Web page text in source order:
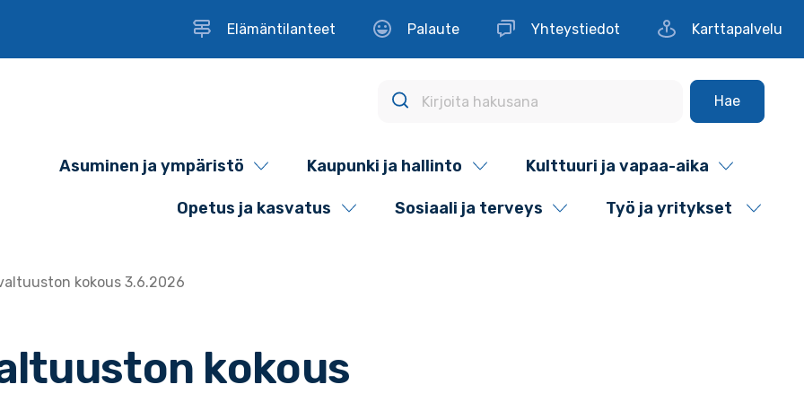
Elämäntilanteet Palaute Yhteystiedot Karttapalvelu
Hae
Asuminen ja ympäristö Kaupunki ja hallinto Kulttuuri ja vapaa-aika
Opetus ja kasvatus Sosiaali ja terveys Työ ja yritykset
kokous 3.6.2026
kokous